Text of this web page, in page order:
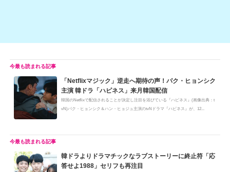
「Netflixマジック」逆走へ期待の声！パク・ヒョンシク
主演 韓ドラ「ハピネス」来月韓国配信
韓国のNetflixで配信されることが決定し注目を浴びている『ハピネス』(画像出典：t
vN)パク・ヒョンシク＆ハン・ヒョジュ主演のtvNドラマ『ハピネス』が、12...
韓ドラよりドラマチックなラブストーリーに終止符「応
答せよ1988」セリフも再注目